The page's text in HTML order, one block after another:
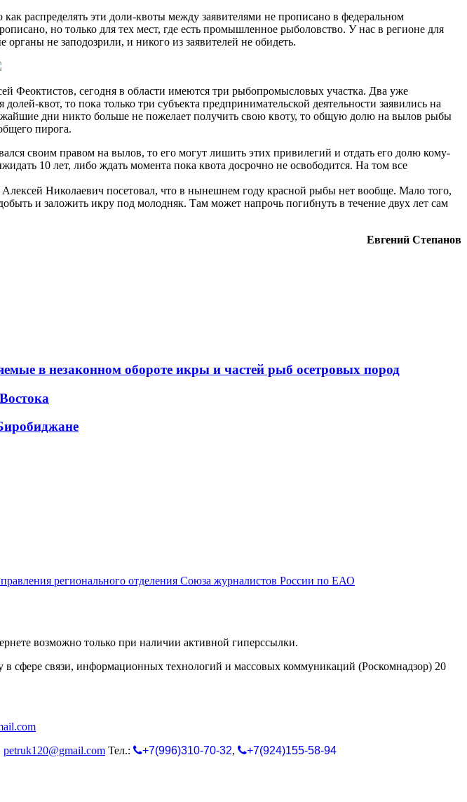
распределять эти доли-квоты между заявителями не прописано в федеральном
но только для тех мест, где есть промышленное рыболовство. У нас в регионе для
не заподозрили, и никого из заявителей не обидеть.
Феоктистов, сегодня в области имеются три рыбопромысловых участка. Два уже
квот, то пока только три субъекта предпринимательской деятельности заявились на
дни никто больше не пожелает получить свою квоту, то общую долю на вылов рыбы
пирога.
своим правом на вылов, то его могут лишить этих привилегий и отдать его долю кому-
10 лет, либо ждать момента пока квота досрочно не освободится. На том все
Николаевич посетовал, что в нынешнем году красной рыбы нет вообще. Мало того,
и заложить икру под молодняк. Там может напрочь погибнуть в течение двух лет сам
Евгений Степанов
в незаконном обороте икры и частей рыб осетровых пород
регионального отделения Союза журналистов России по ЕАО
возможно только при наличии активной гиперссылки.
сфере связи, информационных технологий и массовых коммуникаций (Роскомнадзор) 20
petruk120@gmail.com Тел.: +7(996)310-70-32,
+7(924)155-58-94